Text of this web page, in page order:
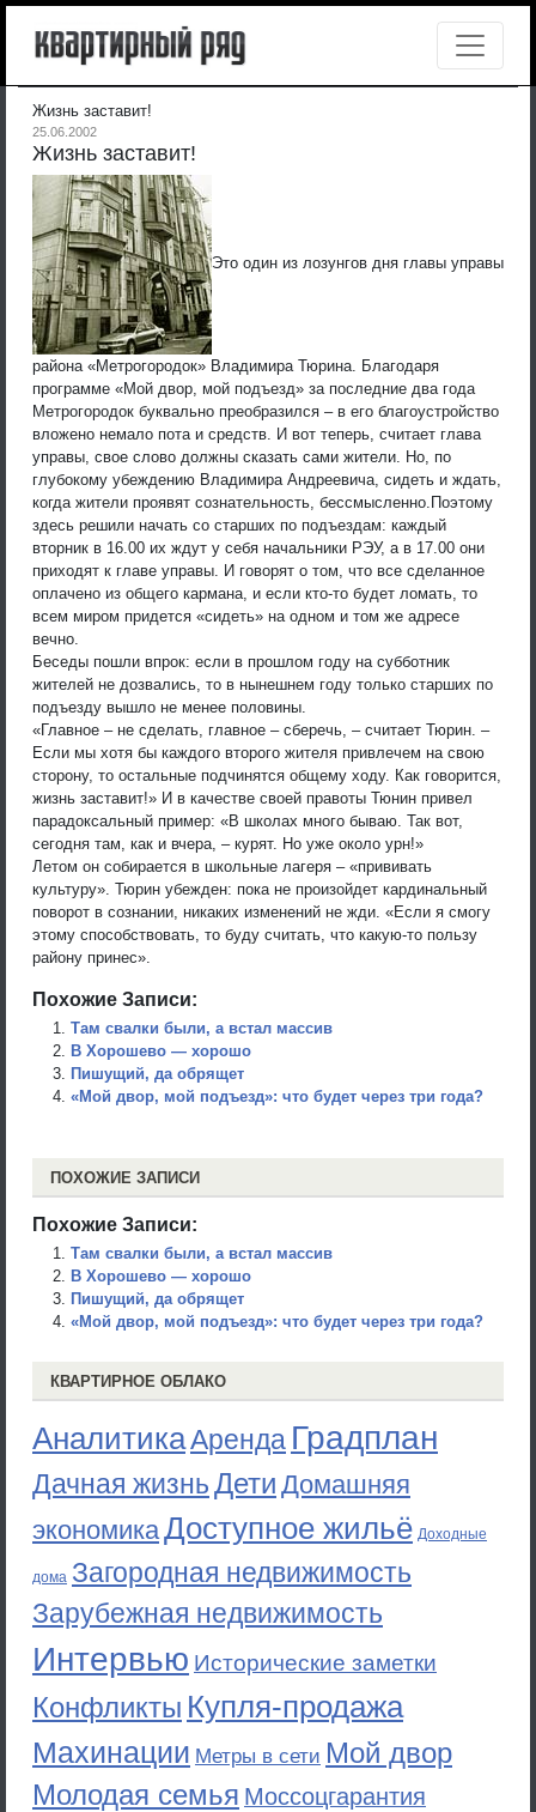
Жизнь заставит!
25.06.2002
Жизнь заставит!
Это один из лозунгов дня главы управы
района «Метрогородок» Владимира Тюрина. Благодаря
программе «Мой двор, мой подъезд» за последние два года
Метрогородок буквально преобразился – в его благоустройство
вложено немало пота и средств. И вот теперь, считает глава
управы, свое слово должны сказать сами жители. Но, по
глубокому убеждению Владимира Андреевича, сидеть и ждать,
когда жители проявят сознательность, бессмысленно. Поэтому
здесь решили начать со старших по подъездам: каждый
вторник в 16.00 их ждут у себя начальники РЭУ, а в 17.00 они
приходят к главе управы. И говорят о том, что все сделанное
оплачено из общего кармана, и если кто-то будет ломать, то
всем миром придется «сидеть» на одном и том же адресе
вечно.
Беседы пошли впрок: если в прошлом году на субботник
жителей не дозвались, то в нынешнем году только старших по
подъезду вышло не менее половины.
«Главное – не сделать, главное – сберечь, – считает Тюрин. –
Если мы хотя бы каждого второго жителя привлечем на свою
сторону, то остальные подчинятся общему ходу. Как говорится,
жизнь заставит!» И в качестве своей правоты Тюнин привел
парадоксальный пример: «В школах много бываю. Так вот,
сегодня там, как и вчера, – курят. Но уже около урн!»
Летом он собирается в школьные лагеря – «прививать
культуру». Тюрин убежден: пока не произойдет кардинальный
поворот в сознании, никаких изменений не жди. «Если я смогу
этому способствовать, то буду считать, что какую-то пользу
району принес».
Похожие Записи:
Там свалки были, а встал массив
В Хорошево — хорошо
Пишущий, да обрящет
«Мой двор, мой подъезд»: что будет через три года?
ПОХОЖИЕ ЗАПИСИ
Похожие Записи:
Там свалки были, а встал массив
В Хорошево — хорошо
Пишущий, да обрящет
«Мой двор, мой подъезд»: что будет через три года?
КВАРТИРНОЕ ОБЛАКО
АналитикаАренда Градплан
Дачная жизньДети Домашняя
экономикаДоступное жильё Доходные
дома Загородная недвижимость
Зарубежная недвижимость
Интервью Исторические заметки
Конфликты Купля-продажа
Махинации Метры в сети Мой двор
Молодая семья Моссоцгарантия